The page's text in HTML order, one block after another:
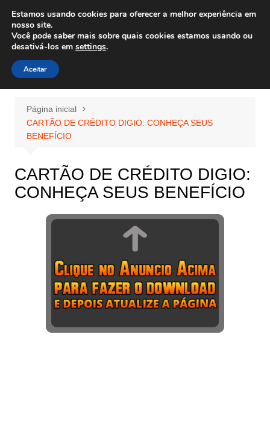
para
conteúdo
Wiley Wales
corais algas e vida marinha
Página inicial
CARTÃO DE CRÉDITO DIGIO: CONHEÇA SEUS
BENEFÍCIO
CARTÃO DE CRÉDITO DIGIO:
CONHEÇA SEUS BENEFÍCIO
Estamos usando cookies para oferecer a melhor experiência em
nosso site.
Você pode saber mais sobre quais cookies estamos usando ou
desativá-los em settings.
Aceitar